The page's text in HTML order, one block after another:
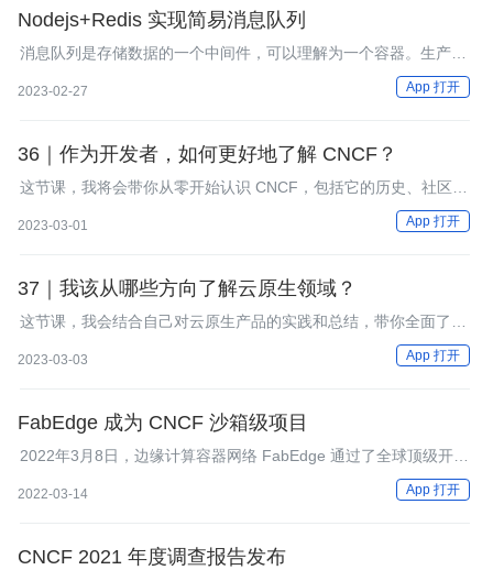
地开花。容器编
Nodejs+Redis 实现简易消息队列
消息队列是存储数据的一个中间件，可以理解为一个容器。生产者
生产消息投递 到队列中，消费者可以拉取消息进行消费，如果消
费者目前没有消费的打算，则消息队列会保留消息，直到消费者有
2023-02-27 App 打开
36｜作为开发者，如何更好地了解 CNCF？
这节课，我将会带你从零开始认识 CNCF，包括它的历史、社区组
织形式、项目托管以及职业认证等，让你了解 CNCF 的运作机
制，更好地从 CNCF 获取信息。
2023-03-01 App 打开
37｜我该从哪些方向了解云原生领域？
这节课，我会结合自己对云原生产品的实践和总结，带你全面了解
2023-03-03 App 打开
FabEdge 成为 CNCF 沙箱级项目
2022年3月8日，边缘计算容器网络 FabEdge 通过了全球顶级开源
基金会 CNCF 技术监督委员会（TOC）的评定，正式成为 CNCF
沙箱级项目（Sandbox Projects）。
2022-03-14 App 打开
CNCF 2021 年度调查报告发布